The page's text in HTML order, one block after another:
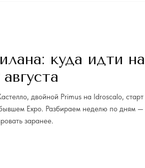
куда идти
двойной Primus на Idroscalo,
Expo. Разбираем неделю по дням
заранее.